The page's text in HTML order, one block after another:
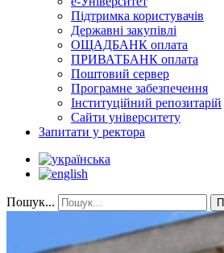
Підтримка користувачів
Державні закупівлі
ОЩАДБАНК оплата
ПРИВАТБАНК оплата
Поштовий сервер
Програмне забезпечення
Інституційний репозитарій
Сайти університету
Запитати у ректора
Пошук...